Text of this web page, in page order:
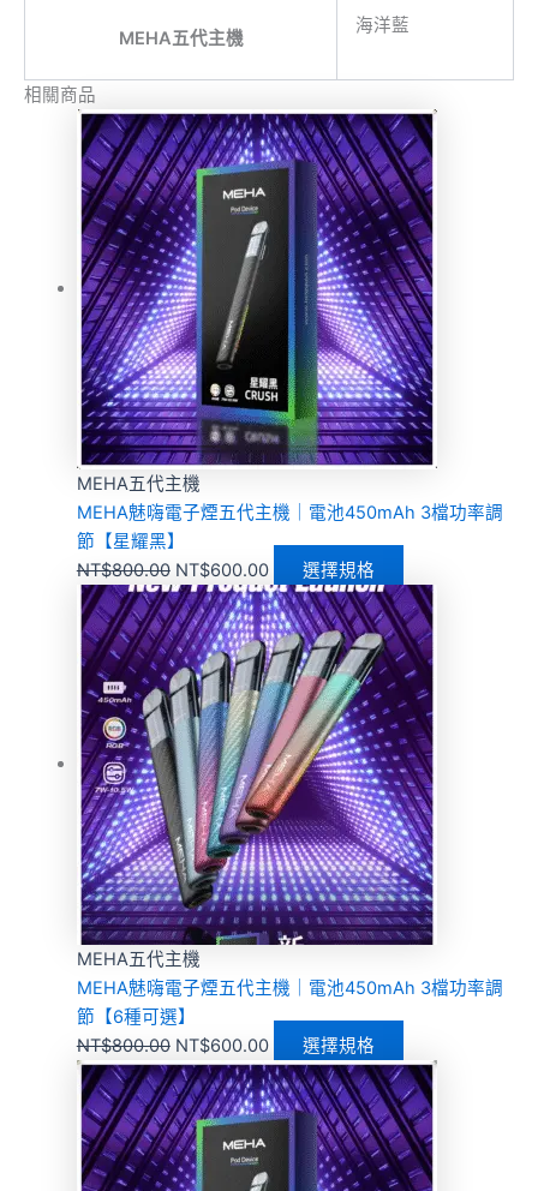
MEHA五代主機
海洋藍
相關商品
MEHA五代主機
MEHA魅嗨電子煙五代主機｜電池450mAh 3檔功率調
節【星耀黑】
NT$800.00 NT$600.00 選擇規格
MEHA五代主機
MEHA魅嗨電子煙五代主機｜電池450mAh 3檔功率調
節【6種可選】
NT$800.00 NT$600.00 選擇規格